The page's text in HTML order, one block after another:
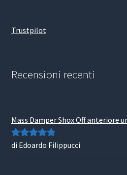
Trustpilot
Recensioni recenti
Mass Damper Shox Off anteriore
Valutato5su
di Edoardo Filippucci